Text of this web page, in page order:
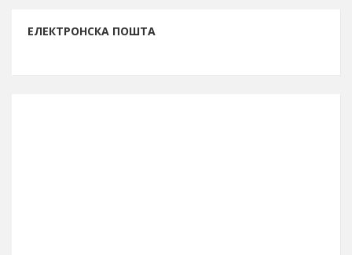
ЕЛЕКТРОНСКА ПОШТА